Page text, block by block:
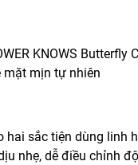
KNOWS Butterfly
mặt mịn tự nhiên
hai sắc tiện dùng linh
nhẹ, dễ điều chỉnh